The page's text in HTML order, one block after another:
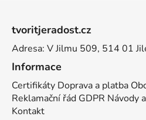
tvoritjeradost.cz
Adresa: V Jilmu 509, 514 01
Informace
Certifikáty Doprava a platba
Reklamační řád GDPR Návody
Kontakt